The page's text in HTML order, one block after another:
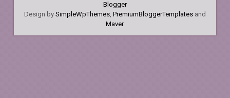
Blogger
Design by SimpleWpThemes, PremiumBloggerTemplatesand
Maver